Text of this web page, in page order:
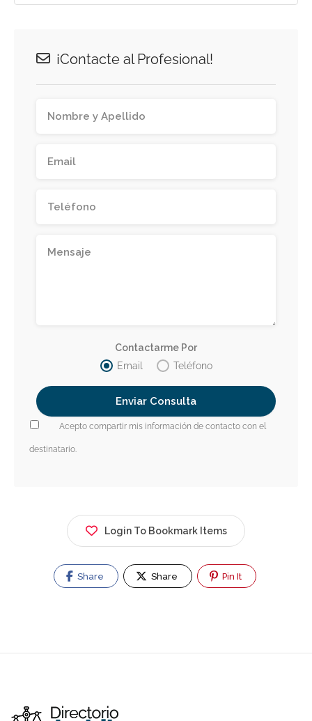
¡Contacte al Profesional!
Contactarme Por
Email
Teléfono
Acepto compartir mis información de contacto con el
destinatario.
Login To Bookmark Items
Share Share Pin It